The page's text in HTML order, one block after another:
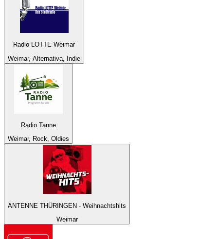
Radio LOTTE Weimar
Weimar, Alternativa, Indie
Radio Tanne
Weimar, Rock, Oldies
ANTENNE THÜRINGEN - Weihnachtshits
Weimar